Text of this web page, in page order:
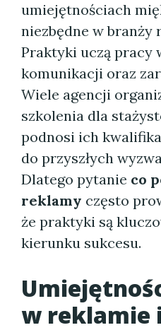
umiejętnościach
niezbędne w branży
Praktyki uczą pracy
komunikacji oraz
Wiele agencji
szkolenia dla
podnosi ich
do przyszłych
Dlatego pytanie co
reklamy często
że praktyki są
kierunku sukcesu.
w reklamie